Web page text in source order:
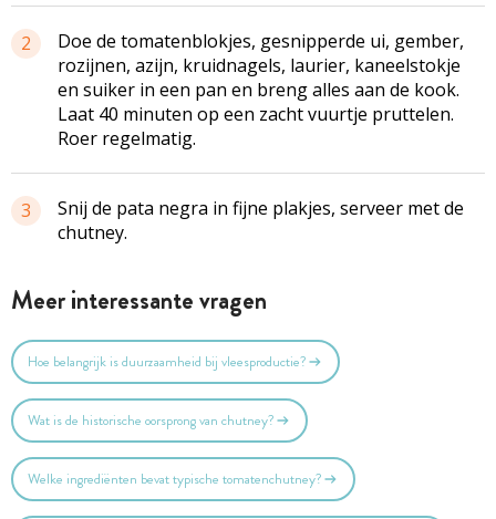
2 Doe de tomatenblokjes, gesnipperde ui, gember,
rozijnen, azijn, kruidnagels, laurier, kaneelstokje
en suiker in een pan en breng alles aan de kook.
Laat 40 minuten op een zacht vuurtje pruttelen.
Roer regelmatig.
3 Snij de pata negra in fijne plakjes, serveer met de
chutney.
Meer interessante vragen
Hoe belangrijk is duurzaamheid bij vleesproductie?
Wat is de historische oorsprong van chutney?
Welke ingrediënten bevat typische tomatenchutney?